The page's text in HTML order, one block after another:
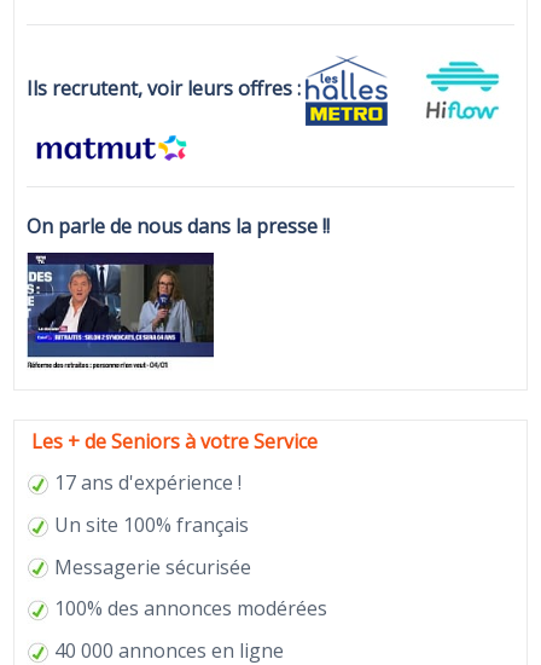
Ils recrutent, voir leurs offres :
On parle de nous dans la presse !!
Les + de Seniors à votre Service
17 ans d'expérience !
Un site 100% français
Messagerie sécurisée
100% des annonces modérées
40 000 annonces en ligne